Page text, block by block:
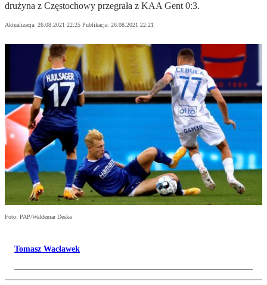
drużyna z Częstochowy przegrała z KAA Gent 0:3.
Aktualizacja: 26.08.2021 22:25 Publikacja: 26.08.2021 22:21
Foto: PAP/Waldemar Deska
Tomasz Wacławek